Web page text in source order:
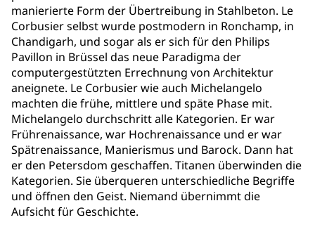
manierierte Form der Übertreibung in Stahlbeton. Le
Corbusier selbst wurde postmodern in Ronchamp, in
Chandigarh, und sogar als er sich für den Philips
Pavillon in Brüssel das neue Paradigma der
computergestützten Errechnung von Architektur
aneignete. Le Corbusier wie auch Michelangelo
machten die frühe, mittlere und späte Phase mit.
Michelangelo durchschritt alle Kategorien. Er war
Frührenaissance, war Hochrenaissance und er war
Spätrenaissance, Manierismus und Barock. Dann hat
er den Petersdom geschaffen. Titanen überwinden die
Kategorien. Sie überqueren unterschiedliche Begriffe
und öffnen den Geist. Niemand übernimmt die
Aufsicht für Geschichte.